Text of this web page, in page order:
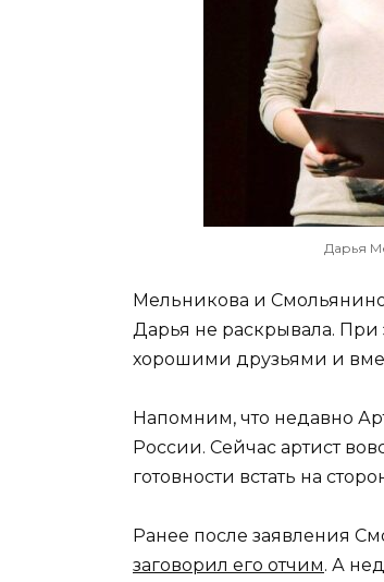
Дарья
Мельникова и
Дарья не раскрывала. При
хорошими друзьями и
Напомним, что недавно
России. Сейчас артист
готовности встать на
Ранее после заявления
заговорил его отчим. А